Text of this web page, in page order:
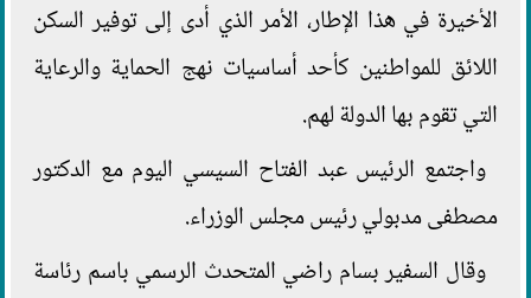
الأخيرة في هذا الإطار، الأمر الذي أدى إلى توفير السكن
اللائق للمواطنين كأحد أساسيات نهج الحماية والرعاية
التي تقوم بها الدولة لهم.
واجتمع الرئيس عبد الفتاح السيسي اليوم مع الدكتور
مصطفى مدبولي رئيس مجلس الوزراء.
وقال السفير بسام راضي المتحدث الرسمي باسم رئاسة